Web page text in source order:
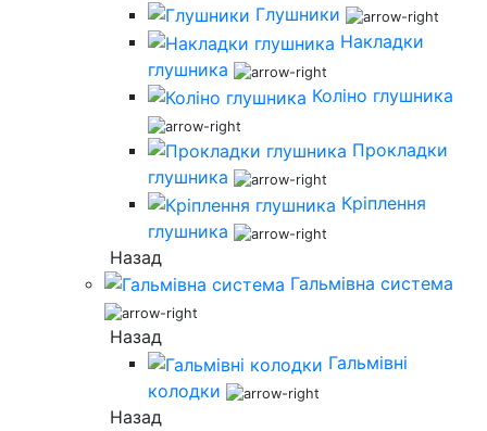
Глушники
Накладки
глушника
Коліно глушника
Прокладки
глушника
Кріплення
глушника
Назад
Гальмівна система
Назад
Гальмівні
колодки
Назад